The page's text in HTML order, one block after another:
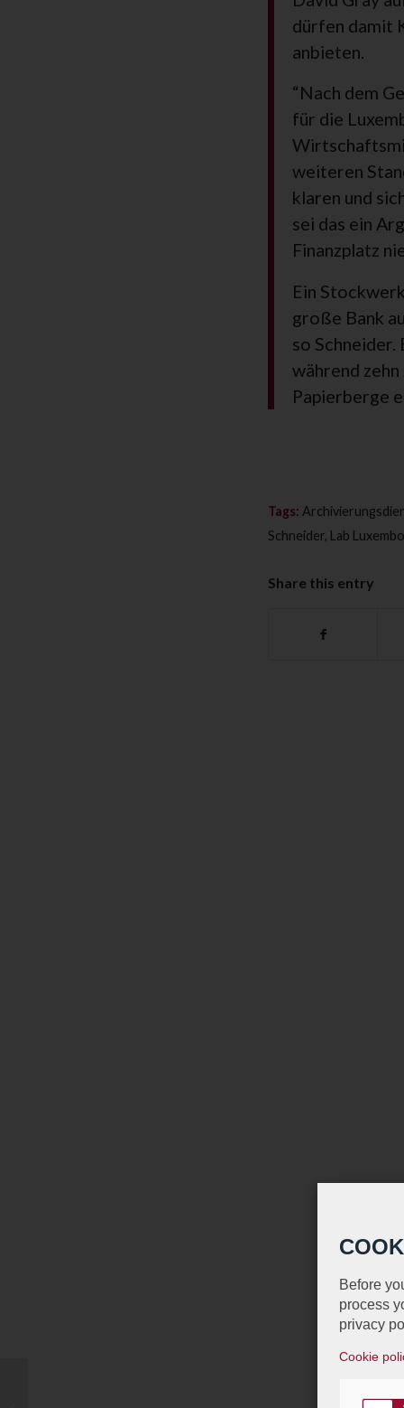
dürfen damit
anbieten.
“Nach dem
für die
weiteren
klaren und
sei das ein
Finanzplatz
Ein
große Bank
so
während
Papierberge
Tags:
Schneider, Lab
Share this entry
Before
process
privacy
Cookie